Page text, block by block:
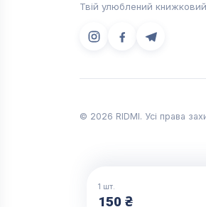
1 шт.
150 ₴
Твій улюблений книжковий
© 2026 RIDMI. Усі права